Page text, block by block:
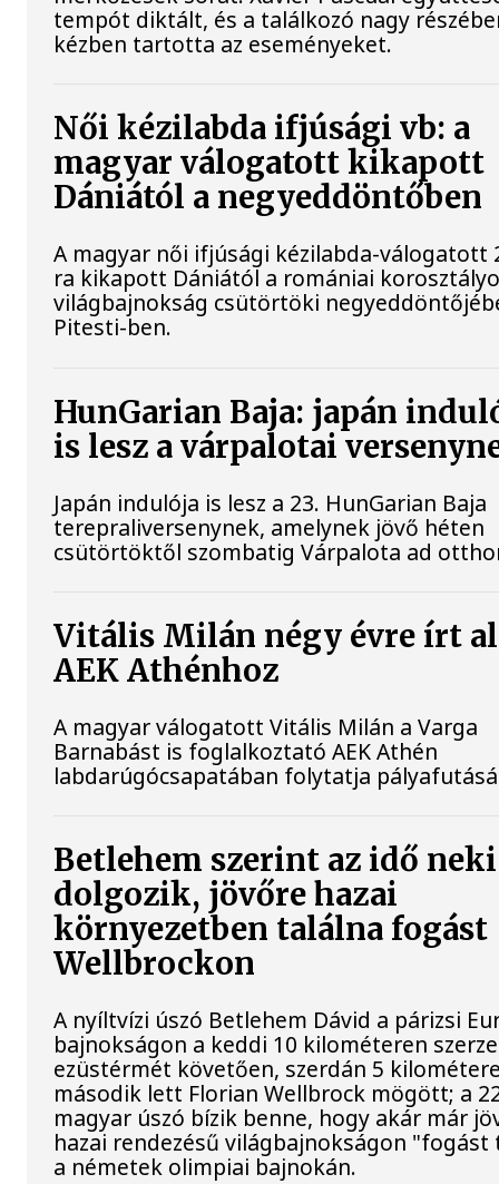
tempót diktált, és a találkozó nagy
kézben tartotta az eseményeket.
Női kézilabda ifjúsági vb: a
magyar válogatott kikapott
Dániától a negyeddöntőben
A magyar női ifjúsági kézilabda-válogatott
ra kikapott Dániától a romániai
világbajnokság csütörtöki
Pitesti-ben.
HunGarian Baja: japán
is lesz a várpalotai
Japán indulója is lesz a 23. HunGarian Baja
terepraliversenynek, amelynek jövő héten
csütörtöktől szombatig Várpalota ad
Vitális Milán négy évre írt
AEK Athénhoz
A magyar válogatott Vitális Milán a Varga
Barnabást is foglalkoztató AEK Athén
labdarúgócsapatában folytatja
Betlehem szerint az idő neki
dolgozik, jövőre hazai
környezetben találna fogást
Wellbrockon
A nyíltvízi úszó Betlehem Dávid a párizsi
bajnokságon a keddi 10 kilométeren
ezüstérmét követően, szerdán 5
második lett Florian Wellbrock mögött; a
magyar úszó bízik benne, hogy akár már
hazai rendezésű világbajnokságon "fogást
a németek olimpiai bajnokán.